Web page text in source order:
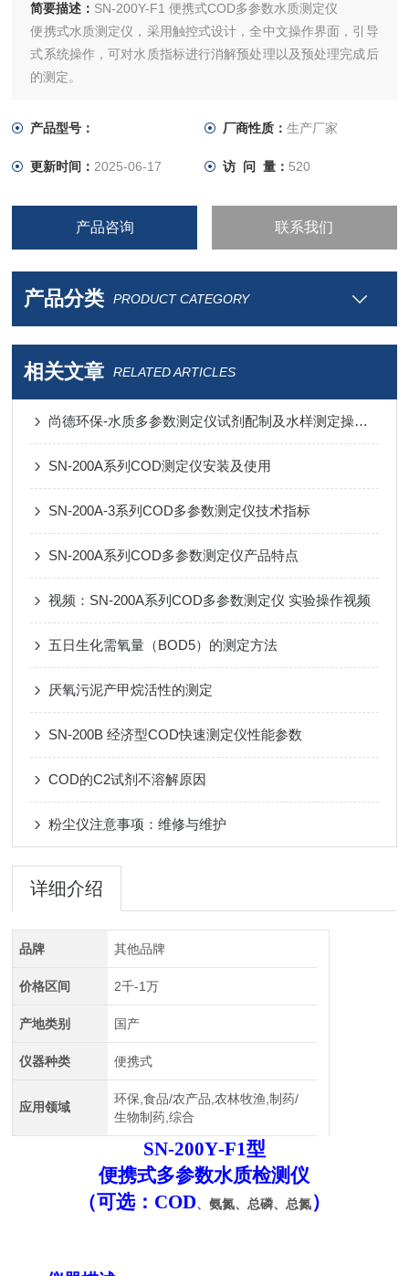
简要描述： SN-200Y-F1 便携式COD多参数水质测定仪
便携式水质测定仪，采用触控式设计，全中文操作界面，引导
式系统操作，可对水质指标进行消解预处理以及预处理完成后
的测定。
术，检测安全准确度高，可户外现场检测水质常见的COD、氨
产品型号： 厂商性质： 生产厂家
更新时间： 2025-06-17 访 问 量： 520
产品咨询 联系我们
产品分类 PRODUCT CATEGORY
相关文章 RELATED ARTICLES
尚德环保-水质多参数测定仪试剂配制及水样测定操作视频
SN-200A系列COD测定仪安装及使用
SN-200A-3系列COD多参数测定仪技术指标
SN-200A系列COD多参数测定仪产品特点
视频：SN-200A系列COD多参数测定仪 实验操作视频
五日生化需氧量（BOD5）的测定方法
厌氧污泥产甲烷活性的测定
SN-200B 经济型COD快速测定仪性能参数
COD的C2试剂不溶解原因
粉尘仪注意事项：维修与维护
详细介绍
品牌 其他品牌
价格区间 2千-1万
产地类别 国产
仪器种类 便携式
应用领域
环保,食品/农产品,农林牧渔,制药/
生物制药,综合
SN-200Y-F1型
便携式多参数水质检测仪
（可选： COD、氨氮、总磷、总氮 ）